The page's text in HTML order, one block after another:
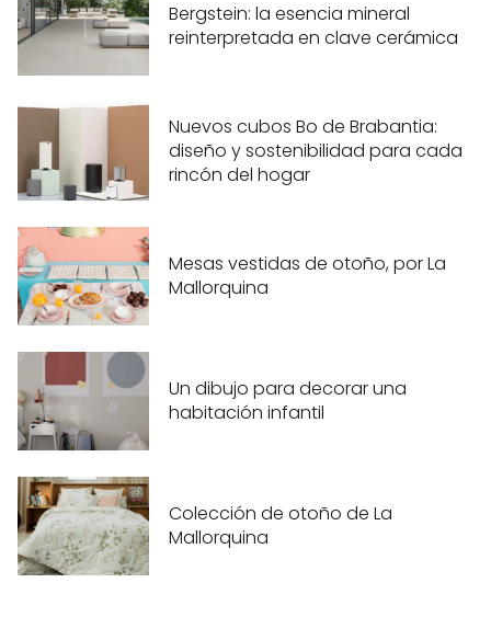
Bergstein: la esencia mineral
reinterpretada en clave cerámica
Nuevos cubos Bo de Brabantia:
diseño y sostenibilidad para cada
rincón del hogar
Mesas vestidas de otoño, por La
Mallorquina
Un dibujo para decorar una
habitación infantil
Colección de otoño de La
Mallorquina